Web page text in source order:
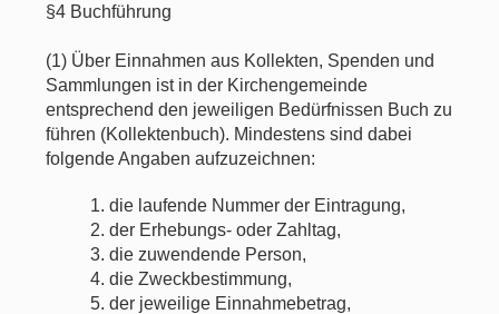
§4 Buchführung
(1) Über Einnahmen aus Kollekten, Spenden und
Sammlungen ist in der Kirchengemeinde
entsprechend den jeweiligen Bedürfnissen Buch zu
führen (Kollektenbuch). Mindestens sind dabei
folgende Angaben aufzuzeichnen:
1. die laufende Nummer der Eintragung,
2. der Erhebungs- oder Zahltag,
3. die zuwendende Person,
4. die Zweckbestimmung,
5. der jeweilige Einnahmebetrag,